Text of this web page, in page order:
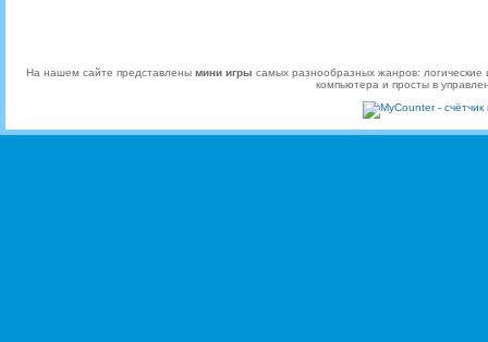
На нашем сайте представлены мини игры самых разнообразных жанров:
компьютера и просты в